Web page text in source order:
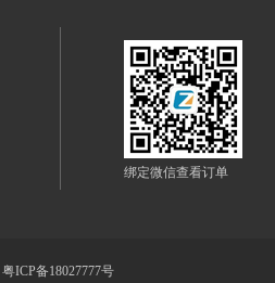
绑定微信查看订单
粤ICP备18027777号